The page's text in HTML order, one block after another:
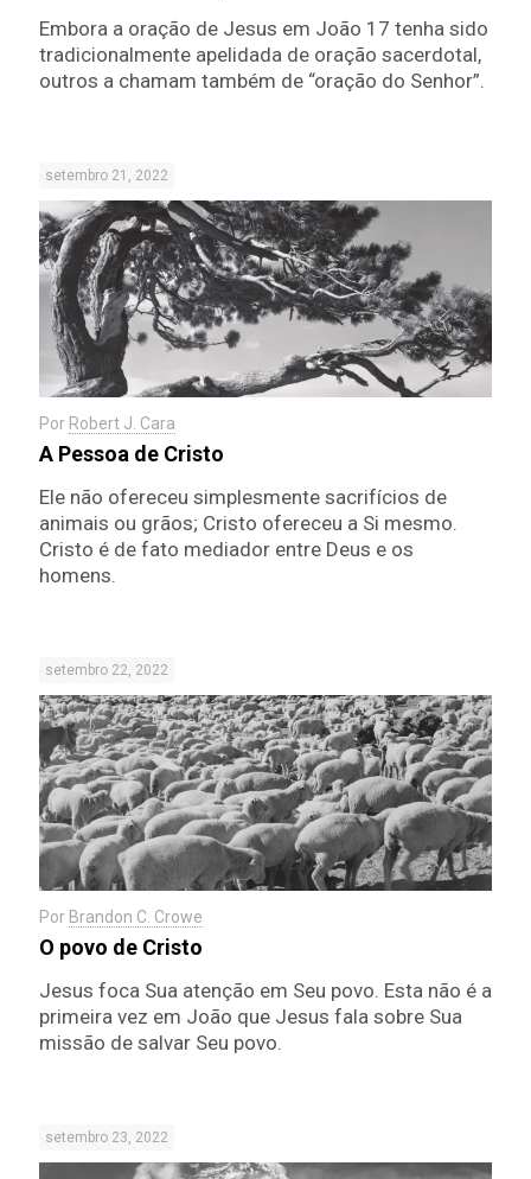
Embora a oração de Jesus em João 17 tenha sido
tradicionalmente apelidada de oração sacerdotal,
outros a chamam também de “oração do Senhor”.
setembro 21, 2022
Por Robert J. Cara
A Pessoa de Cristo
Ele não ofereceu simplesmente sacrifícios de
animais ou grãos; Cristo ofereceu a Si mesmo.
Cristo é de fato mediador entre Deus e os
homens.
setembro 22, 2022
Por Brandon C. Crowe
O povo de Cristo
Jesus foca Sua atenção em Seu povo. Esta não é a
primeira vez em João que Jesus fala sobre Sua
missão de salvar Seu povo.
setembro 23, 2022